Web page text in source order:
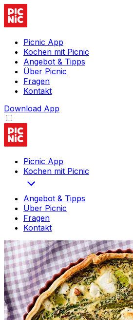
Picnic App
Kochen mit Picnic
Angebot & Tipps
Über Picnic
Fragen
Kontakt
Download App
Picnic App
Kochen mit Picnic
Angebot & Tipps
Über Picnic
Fragen
Kontakt